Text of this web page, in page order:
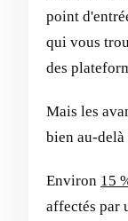
point
qui vous
des
Mais les
bien au-delà
Environ 15
affectés par